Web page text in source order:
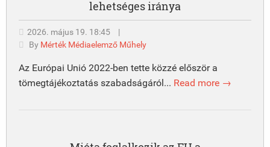
lehetséges iránya
2026. május 19. 18:45
|
By Mérték Médiaelemző Műhely
Az Európai Unió 2022-ben tette közzé először a
tömegtájékoztatás szabadságáról... Read more →